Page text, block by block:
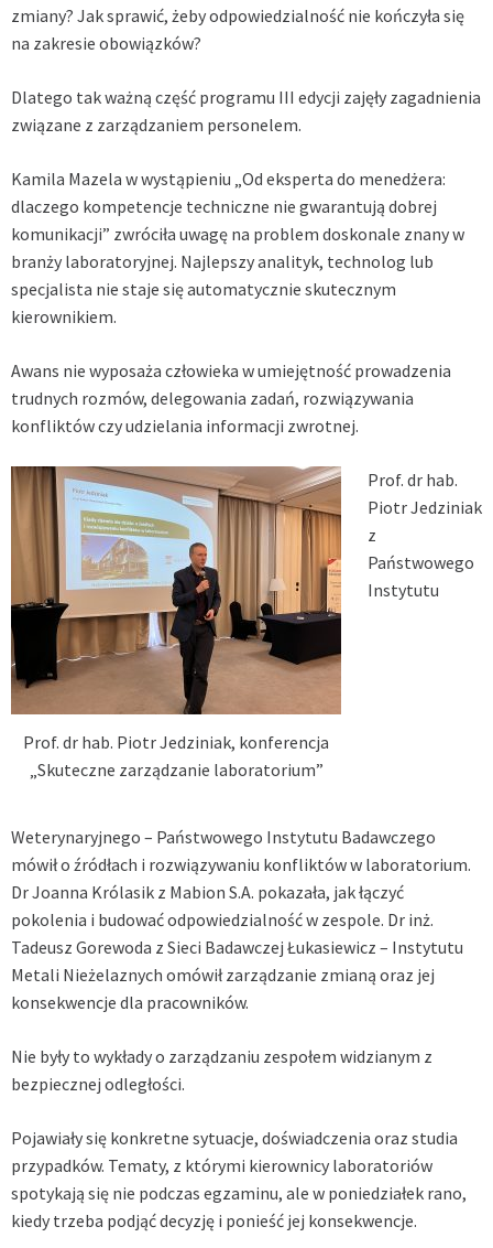
zmiany? Jak sprawić, żeby odpowiedzialność nie kończyła się
na zakresie obowiązków?
Dlatego tak ważną część programu III edycji zajęły zagadnienia
związane z zarządzaniem personelem.
Kamila Mazela w wystąpieniu „Od eksperta do menedżera:
dlaczego kompetencje techniczne nie gwarantują dobrej
komunikacji” zwróciła uwagę na problem doskonale znany w
branży laboratoryjnej. Najlepszy analityk, technolog lub
specjalista nie staje się automatycznie skutecznym
kierownikiem.
Awans nie wyposaża człowieka w umiejętność prowadzenia
trudnych rozmów, delegowania zadań, rozwiązywania
konfliktów czy udzielania informacji zwrotnej.
Prof. dr hab. Piotr Jedziniak, konferencja
„Skuteczne zarządzanie laboratorium”
Prof. dr hab.
Piotr Jedziniak
z
Państwowego
Instytutu
Weterynaryjnego – Państwowego Instytutu Badawczego
mówił o źródłach i rozwiązywaniu konfliktów w laboratorium.
Dr Joanna Królasik z Mabion S.A. pokazała, jak łączyć
pokolenia i budować odpowiedzialność w zespole. Dr inż.
Tadeusz Gorewoda z Sieci Badawczej Łukasiewicz – Instytutu
Metali Nieżelaznych omówił zarządzanie zmianą oraz jej
konsekwencje dla pracowników.
Nie były to wykłady o zarządzaniu zespołem widzianym z
bezpiecznej odległości.
Pojawiały się konkretne sytuacje, doświadczenia oraz studia
przypadków. Tematy, z którymi kierownicy laboratoriów
spotykają się nie podczas egzaminu, ale w poniedziałek rano,
kiedy trzeba podjąć decyzję i ponieść jej konsekwencje.